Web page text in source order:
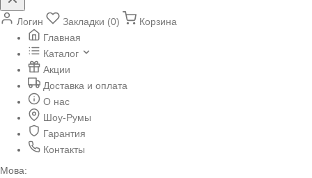
Логин Закладки (0)
Корзина
Главная
Каталог
Акции
Доставка и оплата
О нас
Шоу-Румы
Гарантия
Контакты
Мова: